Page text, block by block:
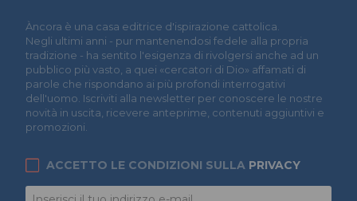
Àncora è una casa editrice d'ispirazione cattolica.
Negli ultimi anni - pur mantenendosi fedele alla propria
tradizione - ha sentito l'esigenza di rivolgersi anche ad un
pubblico più vasto, a quei «cercatori di Dio» affamati di
parole che rispondano ai più profondi interrogativi
dell'uomo. Iscriviti alla newsletter per conoscere le nostre
novità in uscita, ricevere anteprime, contenuti aggiuntivi e
promozioni.
ACCETTO LE CONDIZIONI SULLA PRIVACY